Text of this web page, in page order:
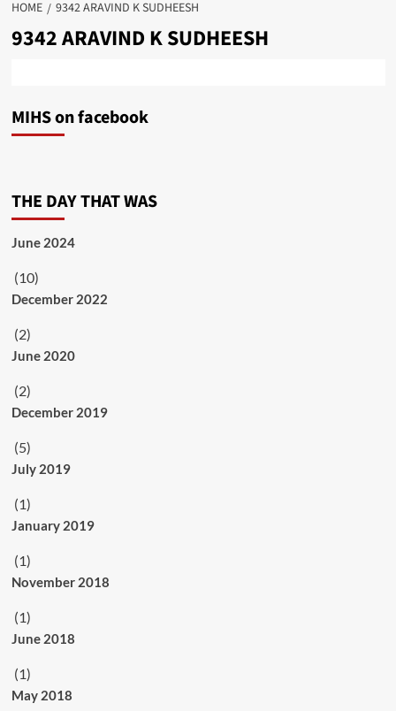
HOME 9342 ARAVIND K SUDHEESH
9342 ARAVIND K SUDHEESH
MIHS on facebook
THE DAY THAT WAS
June 2024
(10)
December 2022
(2)
June 2020
(2)
December 2019
(5)
July 2019
(1)
January 2019
(1)
November 2018
(1)
June 2018
(1)
May 2018